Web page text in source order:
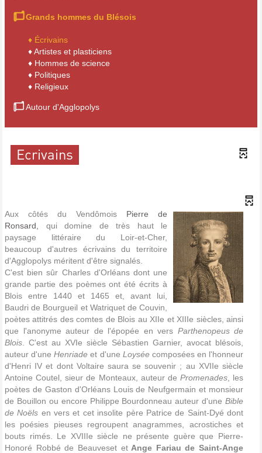
Grands hommes du Blésois
♦ Écrivains
♦Artistes et plasticiens
♦ Hommes de science
♦ Politiques
♦ Religieux
Autour d'Agglopolys
Ecrivains
Aux côtés du Vendômois Pierre de
Ronsard,
qui domine de très haut le
paysage littéraire du Loir-et-Cher,
beaucoup d'autres écrivains du territoire
d'Agglopolys méritent d'être signalés.
C'est bien sûr Charles d'Orléans dont une
grande partie des poèmes ont été écrits à
Blois entre 1440 et 1465 et, avant lui,
Baudri de Bourgueil et Watriquet de Couvin,
poètes attitrés des comtes de Blois au XIIe et XIIIe siècles, ainsi
que l'anonyme auteur de l'épopée en vers Parthenopeus de
Blois . C'est au XVIe siècle Sébastien Garnier, avocat blésois,
auteur d'uneHenriade et d'une Loyséecomposées en l'honneur
d'Henri IV et dont Voltaire saura se souvenir ; au XVIIe siècle
Antoine Coutel, sieur de Monteaux, auteur de Promenades, les
poètes de Gaston d'Orléans Louis de Neufgermain et monsieur
de Bouillon ou encore Philippe Bourdonneau auteur d'une Bible
de Noëls en vers et cet insolite père Patrice de Saint-Dyé dont
les poésies pieuses regroupent anagrammes, acrostiches et
bouts rimés. Le XVIIIe siècle ne présente guère que Pierre-
Honoré Robbé de Beauveset etAnge Fariau de Saint-Ange